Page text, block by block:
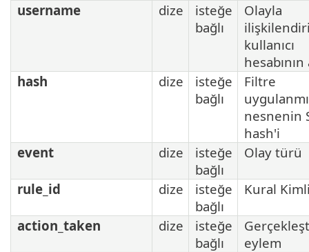
username
dize
isteğe
bağlı
Olayla
kullanıcı
hesabının
hash
dize
isteğe
bağlı
Filtre
nesnenin
hash'i
event
dize
isteğe
bağlı
Olay türü
rule_id dize
isteğe
bağlı
Kural
action_taken dize
isteğe
bağlı
eylem